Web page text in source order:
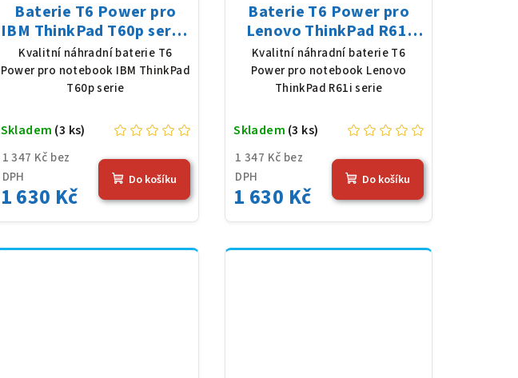
Baterie T6 Power pro
IBM ThinkPad T60p serie,
Li-Ion, 10,8 V, 7800 mAh
(84 Wh), černá
Kvalitní náhradní baterie T6
Power pro notebook IBM ThinkPad
T60p serie
1 347 Kč bez
DPH
1 630 Kč
Skladem (3 ks)
Do košíku
Baterie T6 Power pro
Lenovo ThinkPad R61i
serie, Li-Ion, 10,8 V, 7800
mAh (84 Wh), černá
Kvalitní náhradní baterie T6
Power pro notebook Lenovo
ThinkPad R61i serie
1 347 Kč bez
DPH
1 630 Kč
Skladem (3 ks)
Do košíku